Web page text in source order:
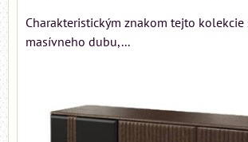
Charakteristickým znakom tejto kolekcie
masívneho dubu,...